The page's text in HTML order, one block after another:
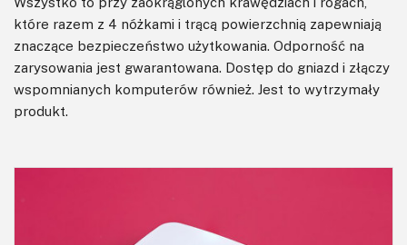
które razem z 4 nóżkami i trącą powierzchnią zapewniają
znaczące bezpieczeństwo użytkowania. Odporność na
zarysowania jest gwarantowana. Dostęp do gniazd i złączy
wspomnianych komputerów również. Jest to wytrzymały
produkt.